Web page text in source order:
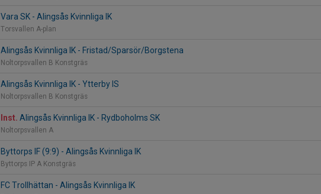
Vara SK - Alingsås Kvinnliga IK
Torsvallen A-plan
Alingsås Kvinnliga IK - Fristad/Sparsör/Borgstena
Noltorpsvallen B Konstgräs
Alingsås Kvinnliga IK - Ytterby IS
Noltorpsvallen B Konstgräs
Inst. Alingsås Kvinnliga IK - Rydboholms SK
Noltorpsvallen A
Byttorps IF (9:9) - Alingsås Kvinnliga IK
Byttorps IP A Konstgräs
FC Trollhättan - Alingsås Kvinnliga IK